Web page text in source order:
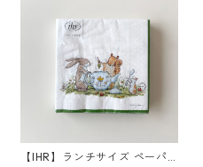
【IHR】ランチサイズ ペーパ